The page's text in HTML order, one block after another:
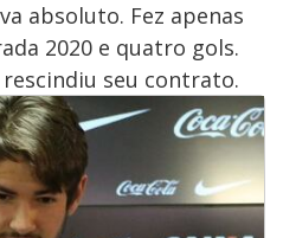
absoluto. Fez apenas
2020 e quatro gols.
seu contrato.